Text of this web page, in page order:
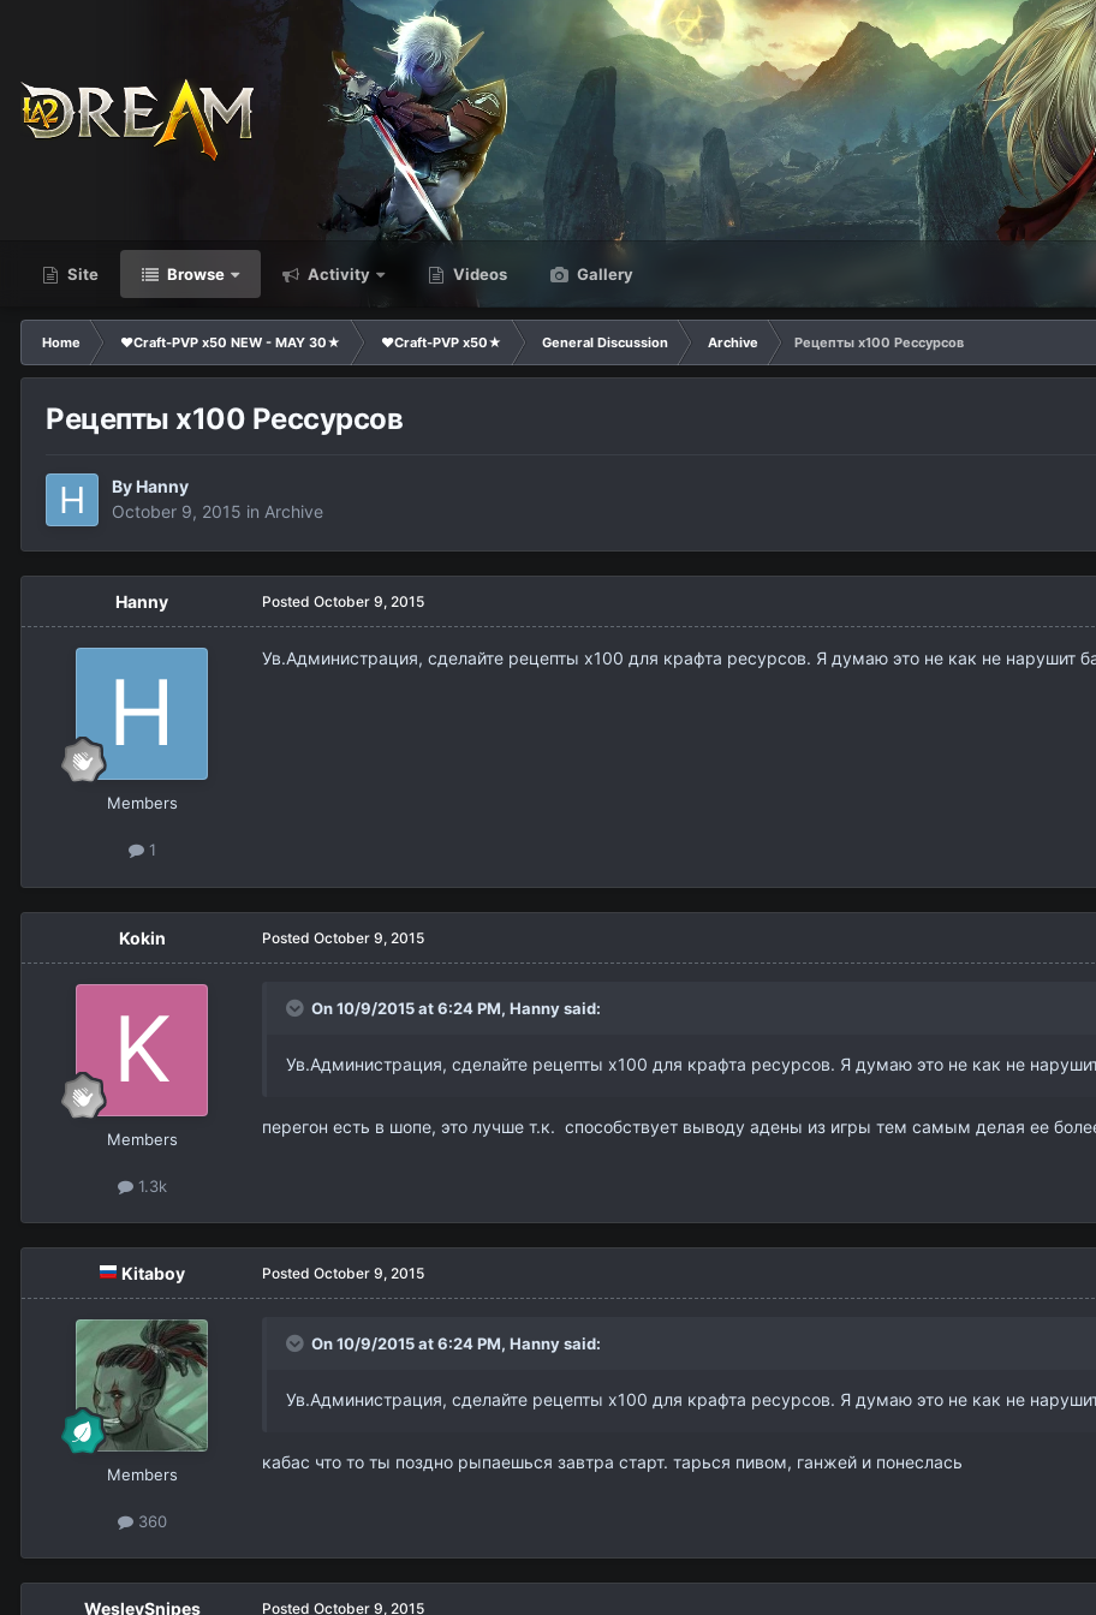
Site Browse Activity Videos Gallery
Home ❤Craft-PVP x50 NEW - MAY 30★ ❤Craft-PVP x50★ General Discussion Archive
Рецепты х100 Рессурсов
Рецепты х100 Рессурсов
By Hanny
October 9, 2015 in Archive
Hanny
Members
1
Posted October 9, 2015
Ув.Администрация, сделайте рецепты х100 для крафта ресурсов. Я думаю это не как не нарушит
Kokin
Members
1.3k
Posted October 9, 2015
On 10/9/2015 at 6:24 PM, Hannysaid:
Ув.Администрация, сделайте рецепты х100 для крафта ресурсов. Я думаю это не как не
перегон есть в шопе, это лучше т.к. способствует выводу адены из игры тем самым делая ее
Kitaboy
Members
360
Posted October 9, 2015
On 10/9/2015 at 6:24 PM, Hannysaid:
Ув.Администрация, сделайте рецепты х100 для крафта ресурсов. Я думаю это не как не
кабас что то ты поздно рыпаешься завтра старт. тарься пивом, ганжей и понеслась
WesleySnipes Posted October 9, 2015